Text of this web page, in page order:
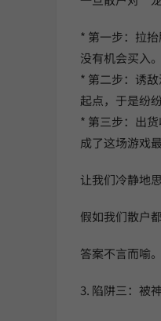
* 第一步：拉
没有机会买入。
* 第二步：诱
起点，于是纷
* 第三步：出
成了这场游戏
让我们冷静地
假如我们散户
答案不言而喻
3. 陷阱三：被